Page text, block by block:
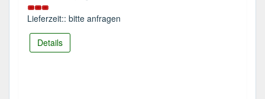
Lieferzeit:: bitte anfragen
Details